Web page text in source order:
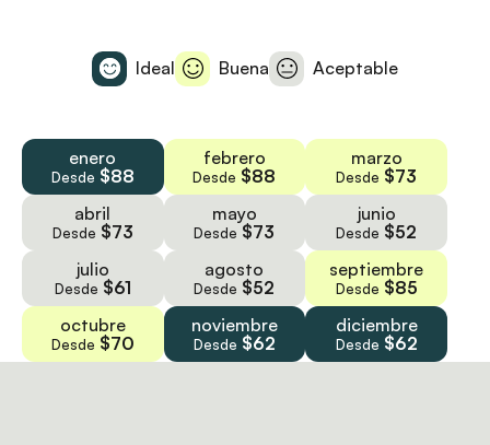
Ideal Buena Aceptable
enero
Desde $88
febrero
Desde $88
marzo
Desde $73
abril
Desde $73
mayo
Desde $73
junio
Desde $52
julio
Desde $61
agosto
Desde $52
septiembre
Desde $85
octubre
Desde $70
noviembre
Desde $62
diciembre
Desde $62